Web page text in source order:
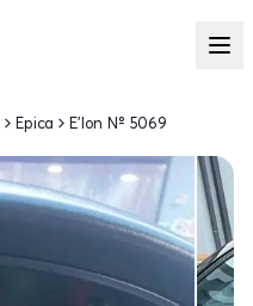
Epica E'lon № 5069